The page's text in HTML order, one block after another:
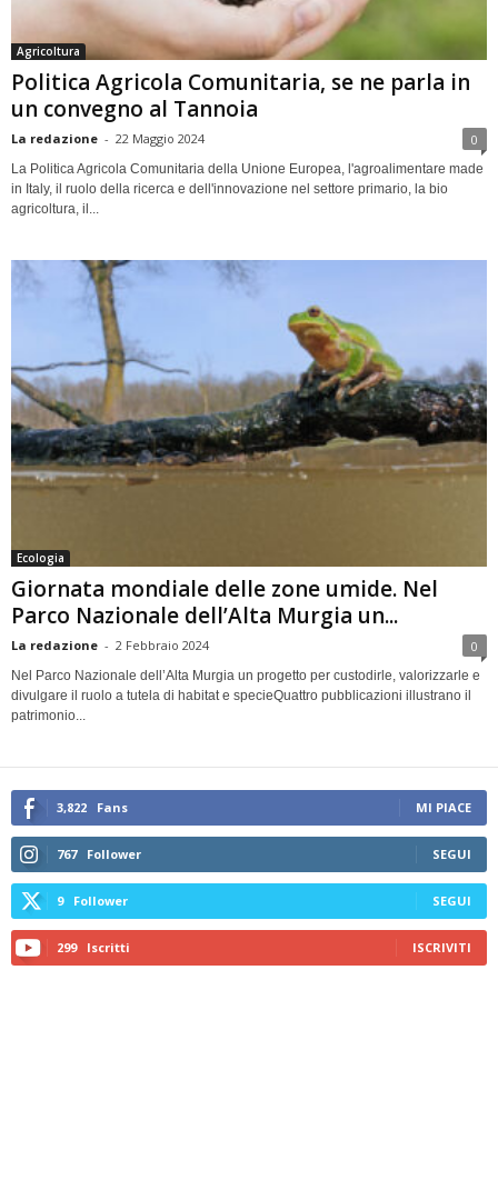
Agricoltura
Politica Agricola Comunitaria, se ne parla in
un convegno al Tannoia
La redazione - 22 Maggio 2024 0
La Politica Agricola Comunitaria della Unione Europea, l'agroalimentare made
in Italy, il ruolo della ricerca e dell'innovazione nel settore primario, la bio
agricoltura, il...
Ecologia
Giornata mondiale delle zone umide. Nel
Parco Nazionale dell’Alta Murgia un...
La redazione - 2 Febbraio 2024 0
Nel Parco Nazionale dell’Alta Murgia un progetto per custodirle, valorizzarle e
divulgare il ruolo a tutela di habitat e specieQuattro pubblicazioni illustrano il
patrimonio...
3,822 Fans MI PIACE
767 Follower SEGUI
9 Follower SEGUI
299 Iscritti ISCRIVITI